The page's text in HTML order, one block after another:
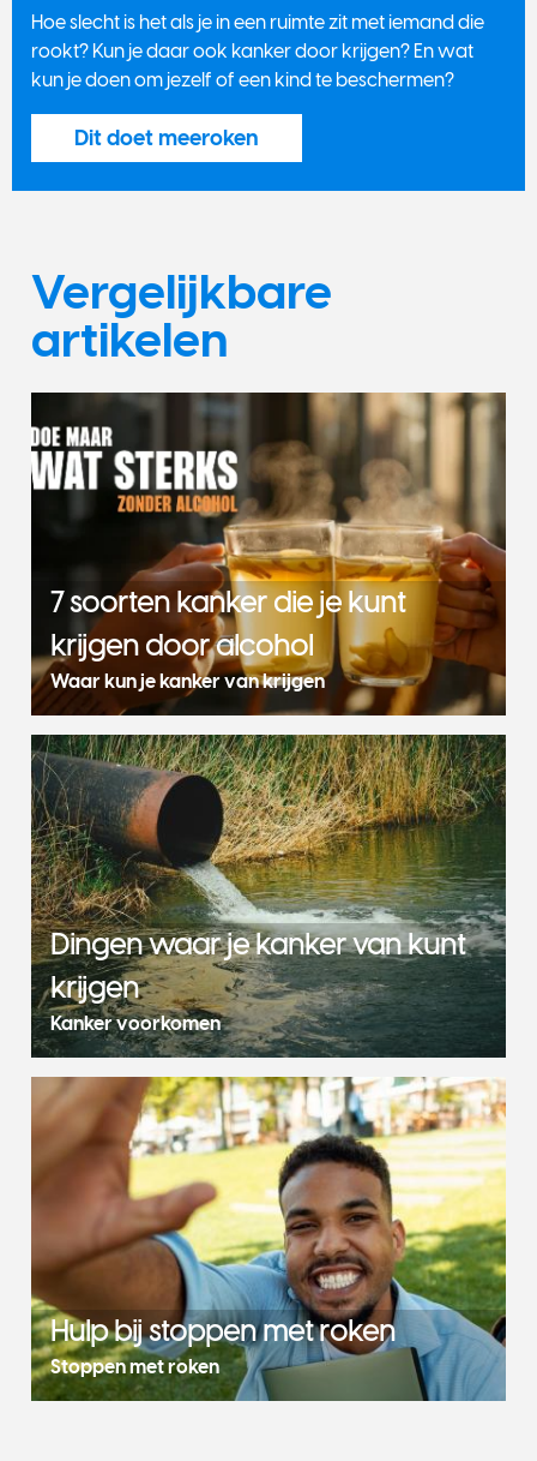
Hoe slecht is het als je in een ruimte zit met iemand die
rookt? Kun je daar ook kanker door krijgen? En wat
kun je doen om jezelf of een kind te beschermen?
Dit doet meeroken
Vergelijkbare
artikelen
7 soorten kanker die je kunt
krijgen door alcohol
Waar kun je kanker van krijgen
Dingen waar je kanker van kunt
krijgen
Kanker voorkomen
Hulp bij stoppen met roken
Stoppen met roken